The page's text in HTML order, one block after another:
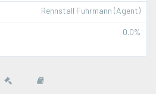
Rennstall Fuhrmann (Agent)
0.0%